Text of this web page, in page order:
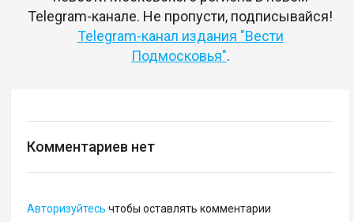
Telegram-канале. Не пропусти, подписывайся!
Telegram-канал издания "Вести
Подмосковья".
Комментариев нет
Авторизуйтесь чтобы оставлять комментарии